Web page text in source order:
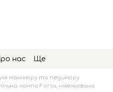
нас Ще
манікюру та педикюру
лампа Forsa, нікельована